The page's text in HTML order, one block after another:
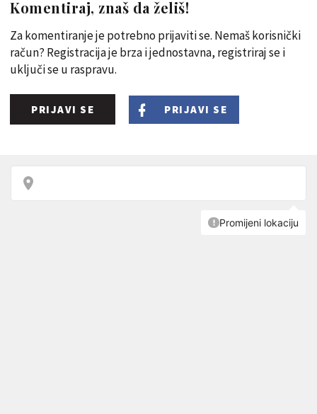
Komentiraj, znaš da želiš!
Za komentiranje je potrebno prijaviti se. Nemaš korisnički
račun? Registracija je brza i jednostavna, registriraj se i
uključi se u raspravu.
PRIJAVI SE PRIJAVI SE